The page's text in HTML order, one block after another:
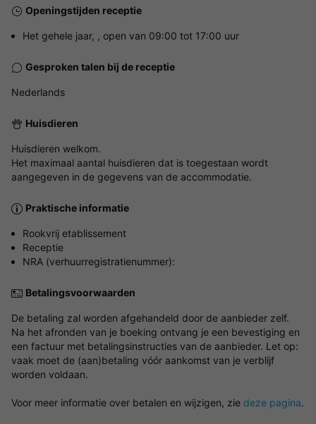
Openingstijden receptie
Het gehele jaar, , open van 09:00 tot 17:00 uur
Gesproken talen bij de receptie
Nederlands
Huisdieren
Huisdieren welkom.
Het maximaal aantal huisdieren dat is toegestaan wordt
aangegeven in de gegevens van de accommodatie.
Praktische informatie
Rookvrij etablissement
Receptie
NRA (verhuurregistratienummer):
Betalingsvoorwaarden
De betaling zal worden afgehandeld door de aanbieder zelf.
Na het afronden van je boeking ontvang je een bevestiging en
een factuur met betalingsinstructies van de aanbieder. Let op:
vaak moet de (aan)betaling vóór aankomst van je verblijf
worden voldaan.
Voor meer informatie over betalen en wijzigen, zie deze pagina.